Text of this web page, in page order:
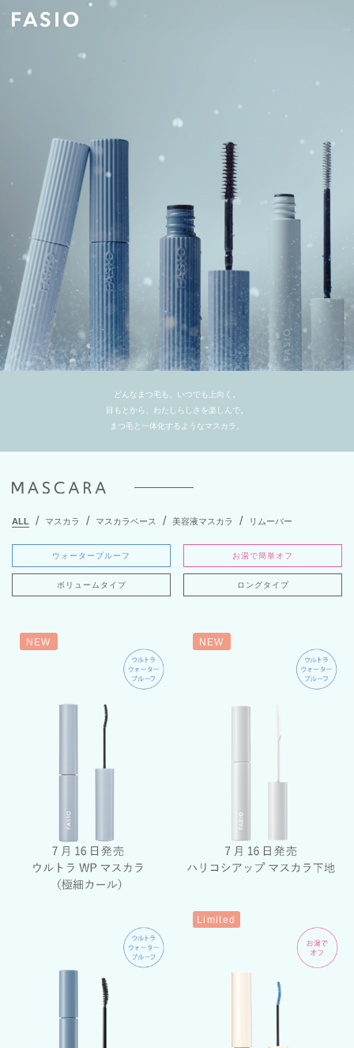
どんなまつ毛も、いつでも上向く。
目もとから、わたしらしさを楽しんで。
まつ毛と一体化するようなマスカラ。
ALL マスカラ マスカラベース 美容液マスカラ リムーバー
ウォータープルーフ お湯で簡単オフ
ボリュームタイプ ロングタイプ